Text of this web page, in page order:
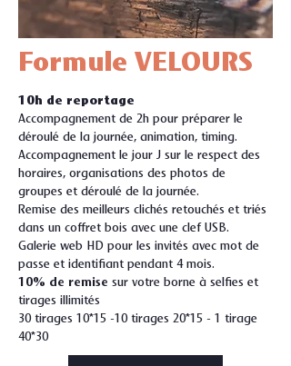
Formule VELOURS
10h de reportage
Accompagnement de 2h pour préparer le
déroulé de la journée, animation, timing.
Accompagnement le jour J sur le respect des
horaires, organisations des photos de
groupes et déroulé de la journée.
Remise des meilleurs clichés retouchés et triés
dans un coffret bois avec une clef USB.
Galerie web HD pour les invités avec mot de
passe et identifiant pendant 4 mois.
10% de remise sur votre borne à selfies et
tirages illimités
30 tirages 10*15 -10 tirages 20*15 - 1 tirage
40*30